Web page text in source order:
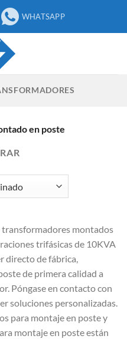
WHATSAPP
en poste
transformadores montados
trifásicas de 10KVA
directo de fábrica,
de primera calidad a
Póngase en contacto con
soluciones personalizadas.
para montaje en poste y
montaje en poste están